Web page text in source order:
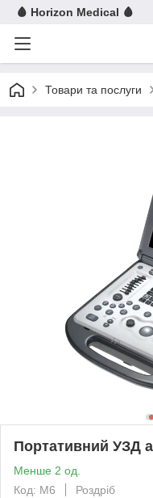
🩸 Horizon Medical 🩸
Товари та послуги
Портативний УЗД
Менше 2 од.
Код: M6
Роздріб